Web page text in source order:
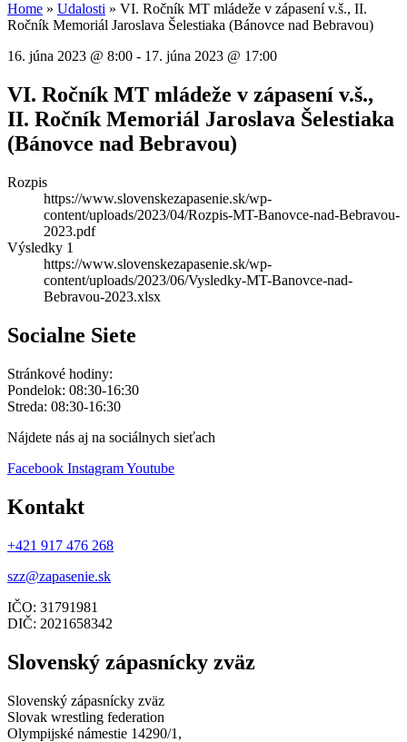
Home » Udalosti » VI. Ročník MT mládeže v zápasení v.š., II.
Ročník Memoriál Jaroslava Šelestiaka (Bánovce nad Bebravou)
16. júna 2023 @ 8:00 - 17. júna 2023 @ 17:00
VI. Ročník MT mládeže v zápasení v.š.,
II. Ročník Memoriál Jaroslava Šelestiaka
(Bánovce nad Bebravou)
Rozpis
https://www.slovenskezapasenie.sk/wp-
content/uploads/2023/04/Rozpis-MT-Banovce-nad-Bebravou-
2023.pdf
Výsledky 1
https://www.slovenskezapasenie.sk/wp-
content/uploads/2023/06/Vysledky-MT-Banovce-nad-
Bebravou-2023.xlsx
Socialne Siete
Stránkové hodiny:
Pondelok: 08:30-16:30
Streda: 08:30-16:30
Nájdete nás aj na sociálnych sieťach
Facebook InstagramYoutube
Kontakt
+421 917 476 268
szz@zapasenie.sk
IČO: 31791981
DIČ: 2021658342
Slovenský zápasnícky zväz
Slovenský zápasnícky zväz
Slovak wrestling federation
Olympijské námestie 14290/1,